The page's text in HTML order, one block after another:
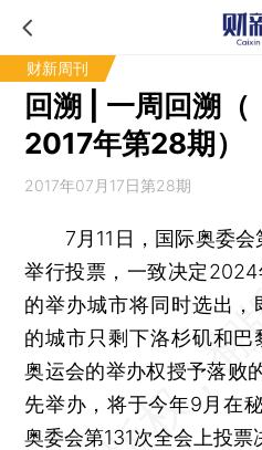
财新周刊
回溯 | 一周回溯（
2017年第28期）
2017年07月17日第28期
7月11日，国际奥委会
举行投票，一致决定
的举办城市将同时选出
的城市只剩下洛杉矶和
奥运会的举办权授予落败
先举办，将于今年9月在
奥委会第131次全会上投票